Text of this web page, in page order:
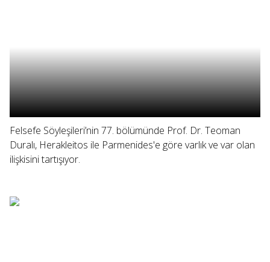
Felsefe Söyleşileri’nin 77. bölümünde Prof. Dr. Teoman
Duralı, Herakleitos ile Parmenides'e göre varlık ve var olan
ilişkisini tartışıyor.